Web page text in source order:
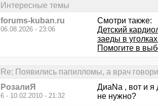
Интересные темы
forums-kuban.ru
06.08.2026 - 23:06
Смотри также:
Детский
заеды в
Помогите в
Re: Появились папилломы, а врач
РозалиЯ
6 - 10.02.2010 - 21:32
ДиаNa , вот и я
не нужно?